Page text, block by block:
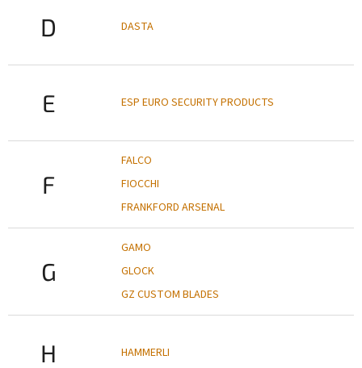
D DASTA
E ESP EURO SECURITY PRODUCTS
F
FALCO
FIOCCHI
FRANKFORD ARSENAL
G
GAMO
GLOCK
GZ CUSTOM BLADES
H HAMMERLI